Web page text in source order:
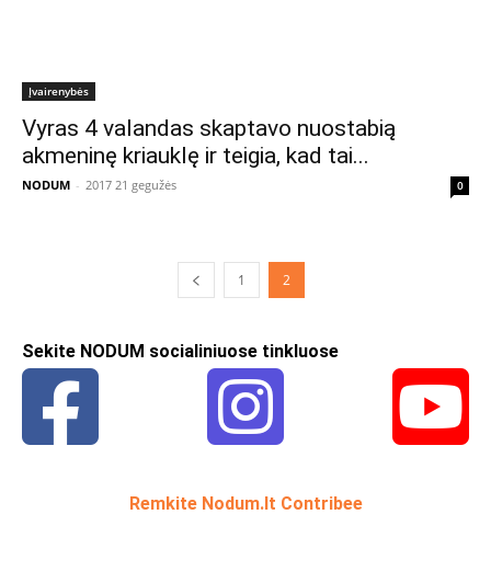
Įvairenybės
Vyras 4 valandas skaptavo nuostabią
akmeninę kriauklę ir teigia, kad tai...
NODUM - 2017 21 gegužės 0
1 2
Sekite NODUM socialiniuose tinkluose
Remkite Nodum.lt Contribee